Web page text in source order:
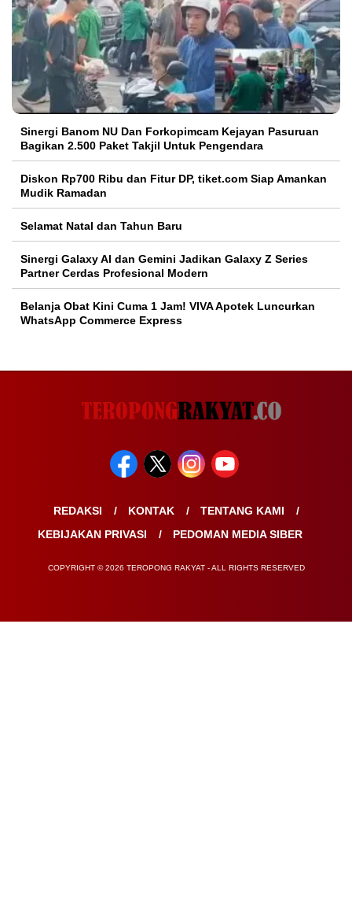
Sinergi Banom NU Dan Forkopimcam Kejayan Pasuruan
Bagikan 2.500 Paket Takjil Untuk Pengendara
Diskon Rp700 Ribu dan Fitur DP, tiket.com Siap Amankan
Mudik Ramadan
Selamat Natal dan Tahun Baru
Sinergi Galaxy AI dan Gemini Jadikan Galaxy Z Series
Partner Cerdas Profesional Modern
Belanja Obat Kini Cuma 1 Jam! VIVA Apotek Luncurkan
WhatsApp Commerce Express
REDAKSI KONTAK
TENTANG KAMI
KEBIJAKAN PRIVASI
PEDOMAN MEDIA SIBER
COPYRIGHT © 2026 TEROPONG RAKYAT - ALL RIGHTS RESERVED